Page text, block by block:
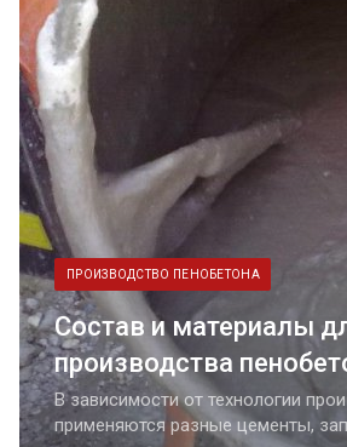
ПРОИЗВОДСТВО ПЕНОБЕТОНА
Состав и материалы
производства
В зависимости от технологии
применяются разные цементы,